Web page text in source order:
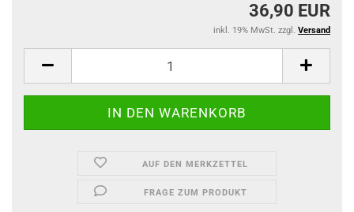
36,90 EUR
inkl. 19% MwSt. zzgl. Versand
AUF DEN MERKZETTEL
FRAGE ZUM PRODUKT